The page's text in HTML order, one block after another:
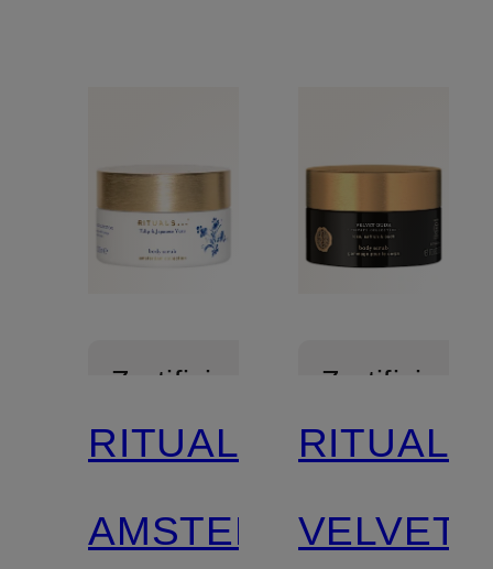
Zertifiziert
RITUALS
AMSTERDAM
Zertifiziert
RITUALS
VELVET